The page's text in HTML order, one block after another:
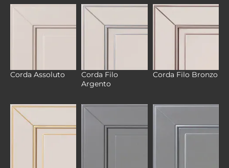
Corda Assoluto
Corda Filo
Argento
Corda Filo Bronzo